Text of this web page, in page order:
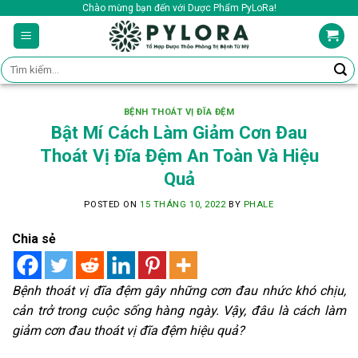
content
Chào mừng bạn đến với Dược Phẩm PyLoRa!
Tìm
kiếm:
BỆNH THOÁT VỊ ĐĨA ĐỆM
Bật Mí Cách Làm Giảm Cơn Đau
Thoát Vị Đĩa Đệm An Toàn Và Hiệu
Quả
POSTED ON 15 THÁNG 10, 2022BY PHALE
Chia sẻ
Bệnh thoát vị đĩa đệm gây những cơn đau nhức khó chịu,
cản trở trong cuộc sống hàng ngày. Vậy, đâu là cách làm
giảm cơn đau thoát vị đĩa đệm hiệu quả?